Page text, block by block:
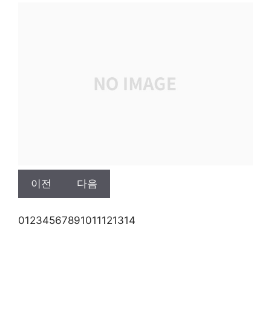
이전 다음
01234567891011121314